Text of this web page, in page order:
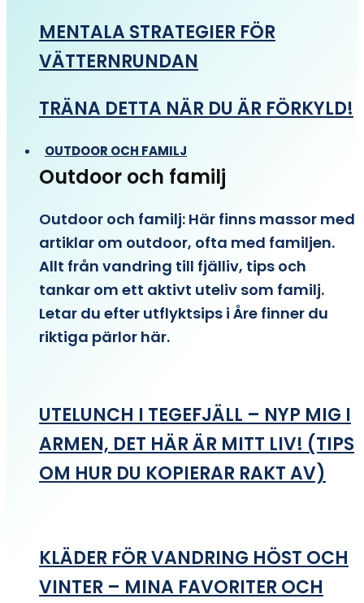
MENTALA STRATEGIER FÖR
VÄTTERNRUNDAN
TRÄNA DETTA NÄR DU ÄR FÖRKYLD!
OUTDOOR OCH FAMILJ
Outdoor och familj
Outdoor och familj: Här finns massor med
artiklar om outdoor, ofta med familjen.
Allt från vandring till fjälliv, tips och
tankar om ett aktivt uteliv som familj.
Letar du efter utflyktsips i Åre finner du
riktiga pärlor här.
UTELUNCH I TEGEFJÄLL – NYP MIG I
ARMEN, DET HÄR ÄR MITT LIV! (TIPS
OM HUR DU KOPIERAR RAKT AV)
KLÄDER FÖR VANDRING HÖST OCH
VINTER – MINA FAVORITER OCH